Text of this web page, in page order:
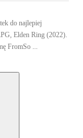
do najlepiej
Elden Ring (2022).
FromSo ...